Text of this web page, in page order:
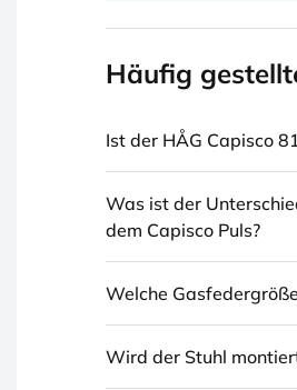
Häufig
Ist der HÅG Capisco
Was ist der
dem Capisco Puls?
Welche
Wird der Stuhl